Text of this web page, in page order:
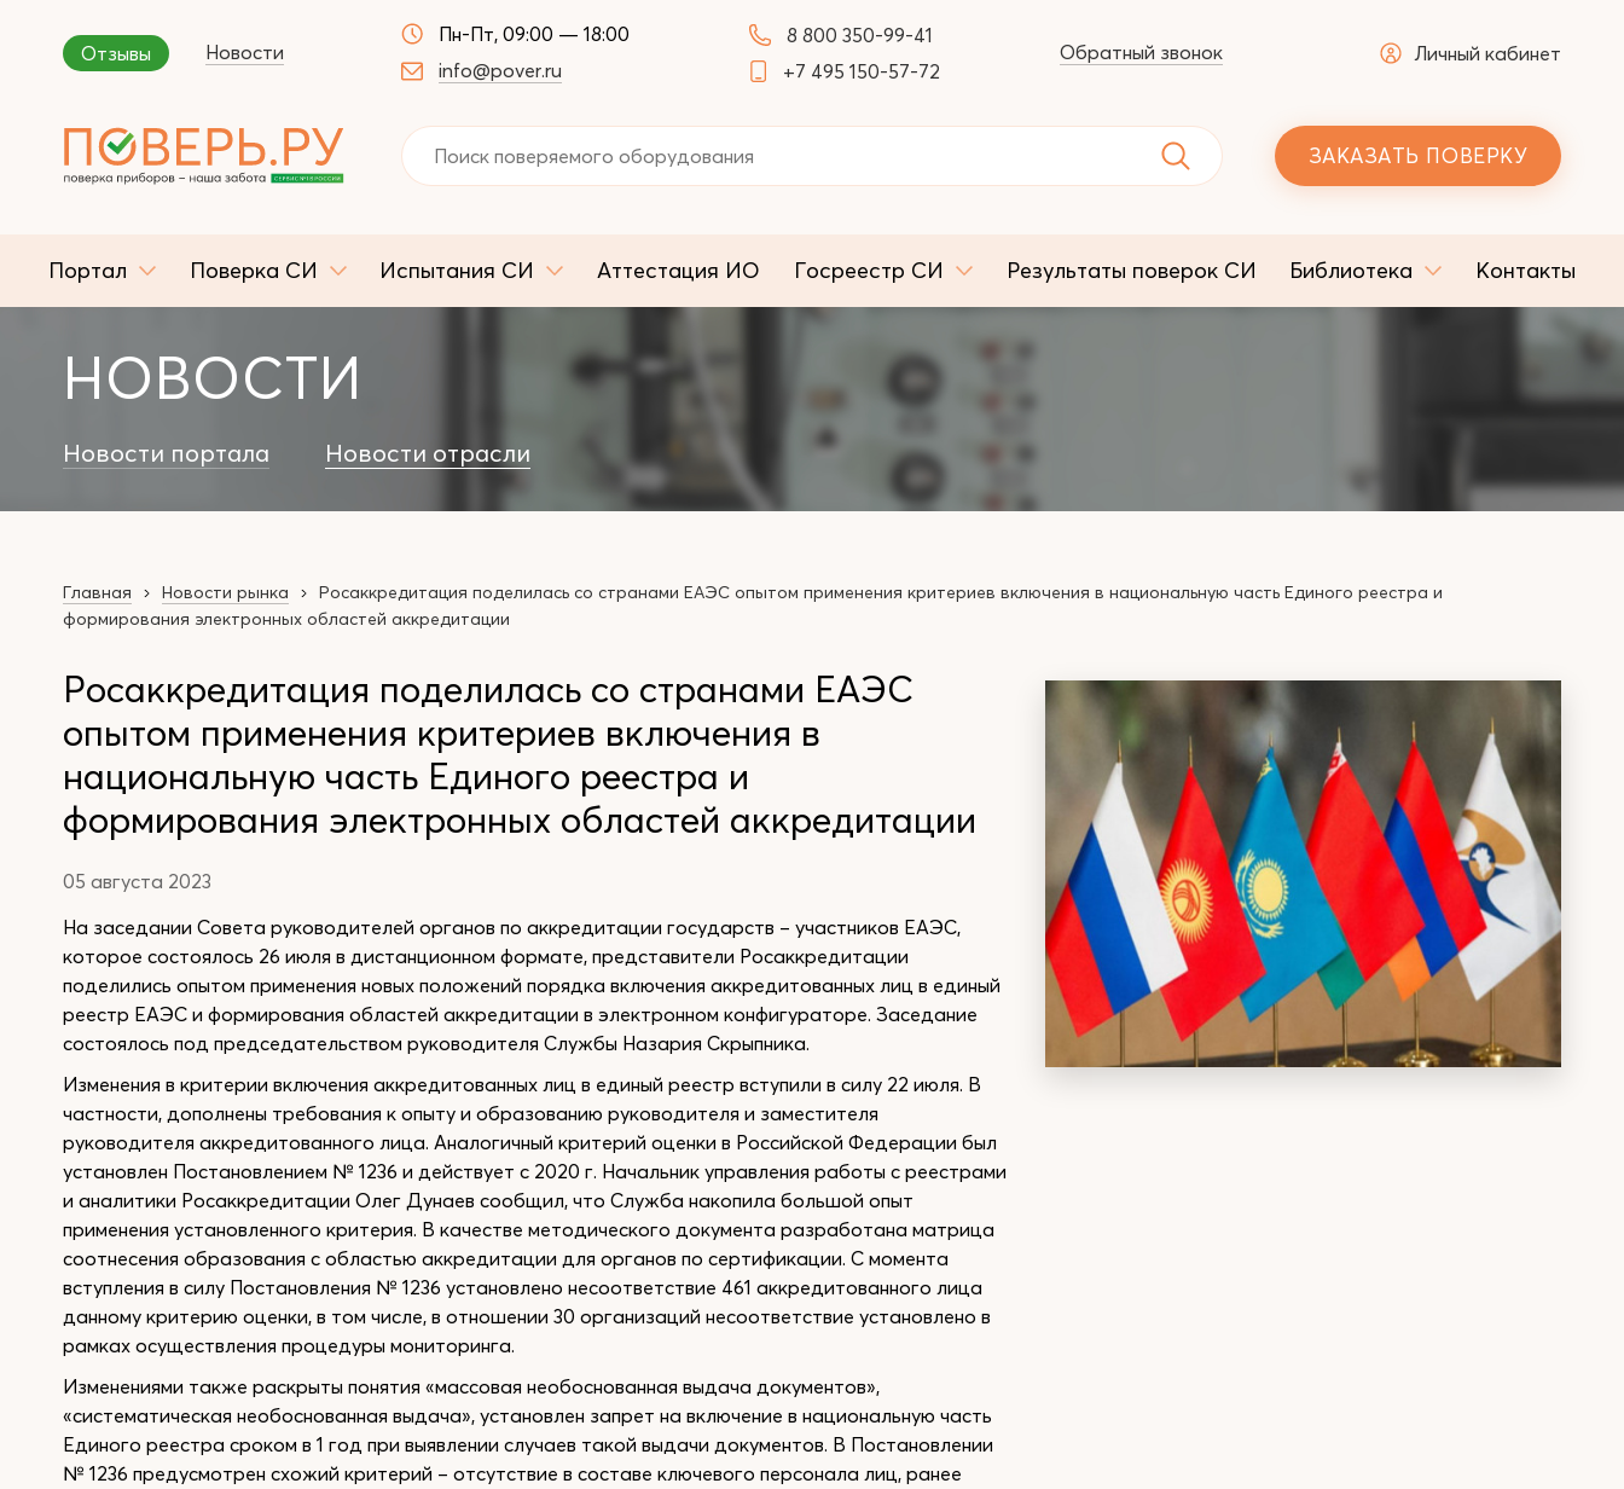
Отзывы Новости
Пн-Пт, 09:00 — 18:00
info@pover.ru
8 800 350-99-41
+7 495 150-57-72
Обратный звонок Личный кабинет
ЗАКАЗАТЬ ПОВЕРКУ
Портал Поверка СИ Испытания СИ Аттестация ИО Госреестр СИ Результаты поверок СИ Библиотека Контакты
НОВОСТИ
Новости портала Новости отрасли
Главная Новости рынка
Росаккредитация поделилась со странами ЕАЭС опытом применения критериев включения в национальную часть Единого реестра и
формирования электронных областей аккредитации
Росаккредитация поделилась со странами ЕАЭС
опытом применения критериев включения в
национальную часть Единого реестра и
формирования электронных областей аккредитации
05 августа 2023
На заседании Совета руководителей органов по аккредитации государств – участников ЕАЭС,
которое состоялось 26 июля в дистанционном формате, представители Росаккредитации
поделились опытом применения новых положений порядка включения аккредитованных лиц в единый
реестр ЕАЭС и формирования областей аккредитации в электронном конфигураторе. Заседание
состоялось под председательством руководителя Службы Назария Скрыпника.
Изменения в критерии включения аккредитованных лиц в единый реестр вступили в силу 22 июля. В
частности, дополнены требования к опыту и образованию руководителя и заместителя
руководителя аккредитованного лица. Аналогичный критерий оценки в Российской Федерации был
установлен Постановлением № 1236 и действует с 2020 г. Начальник управления работы с реестрами
и аналитики Росаккредитации Олег Дунаев сообщил, что Служба накопила большой опыт
применения установленного критерия. В качестве методического документа разработана матрица
соотнесения образования с областью аккредитации для органов по сертификации. С момента
вступления в силу Постановления № 1236 установлено несоответствие 461 аккредитованного лица
данному критерию оценки, в том числе, в отношении 30 организаций несоответствие установлено в
рамках осуществления процедуры мониторинга.
Изменениями также раскрыты понятия «массовая необоснованная выдача документов»,
«систематическая необоснованная выдача», установлен запрет на включение в национальную часть
Единого реестра сроком в 1 год при выявлении случаев такой выдачи документов. В Постановлении
№ 1236 предусмотрен схожий критерий – отсутствие в составе ключевого персонала лиц, ранее